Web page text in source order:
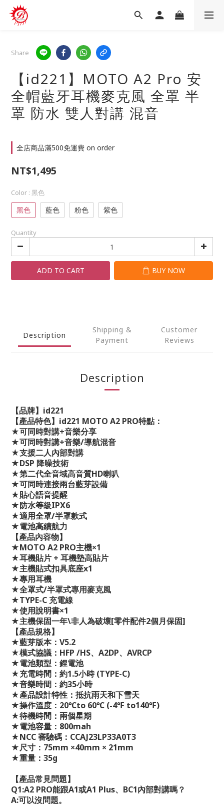
Share
【id221】MOTO A2 Pro 安
全帽藍牙耳機麥克風 全罩 半
罩 防水 雙人對講 混音
全店商品滿500免運費 on order
NT$1,495
Color : 黑色
黑色 藍色 粉色 紫色
Quantity
ADD TO CART BUY NOW
Description
Shipping &
Payment
Customer
Reviews
Description
【品牌】 id221
【產品特色】 id221 MOTO A2 PRO特點：
★可同時對講+音樂分享
★可同時對講+音樂/導航混音
★支援二人內部對講
★DSP 降噪技術
★第二代全音域高音質HD喇叭
★可同時連接兩台藍芽設備
★貼心語音提醒
★防水等級IPX6
★適用全罩/半罩款式
★電池高續航力
【產品內容物】
★MOTO A2 PRO主機×1
★耳機貼片 + 耳機墊高貼片
★主機貼式扣具底座x1
★專用耳機
★全罩式/半罩式專用麥克風
★TYPE-C 充電線
★使用說明書×1
★主機保固一年\非人為破壞[零件配件2個月保固]
【產品規格】
★藍芽版本： V5.2
★模式協議： HFP /HS、 A2DP、 AVRCP
★電池類型：鋰電池
★充電時間：約1.5小時(TYPE-C)
★音樂時間：約35小時
★產品設計特性：抵抗雨天和下雪天
★操作溫度： 20℃to 60℃ (-4℉ to140℉)
★待機時間：兩個星期
★電池容量： 800mah
★NCC審驗碼： CCAJ23LP33A0T3
★尺寸： 75mm ×40mm × 21mm
★重量： 35g
【產品常見問題】
Q1:A2 PRO能跟A1或A1 Plus、 BC1內部對講嗎？
A:可以沒問題。